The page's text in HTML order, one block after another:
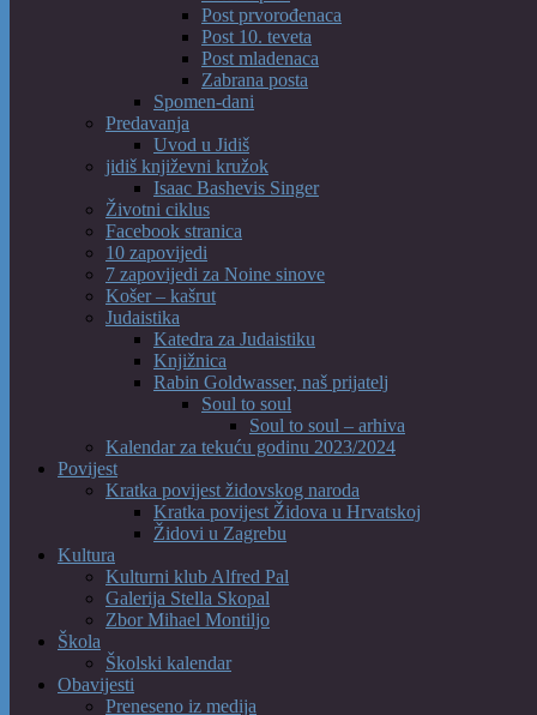
Post prvorođenaca
Post 10. teveta
Post mladenaca
Zabrana posta
Spomen-dani
Predavanja
Uvod u Jidiš
jidiš književni kružok
Isaac Bashevis Singer
Životni ciklus
Facebook stranica
10 zapovijedi
7 zapovijedi za Noine sinove
Košer – kašrut
Judaistika
Katedra za Judaistiku
Knjižnica
Rabin Goldwasser, naš prijatelj
Soul to soul
Soul to soul – arhiva
Kalendar za tekuću godinu 2023/2024
Povijest
Kratka povijest židovskog naroda
Kratka povijest Židova u Hrvatskoj
Židovi u Zagrebu
Kultura
Kulturni klub Alfred Pal
Galerija Stella Skopal
Zbor Mihael Montiljo
Škola
Školski kalendar
Obavijesti
Preneseno iz medija